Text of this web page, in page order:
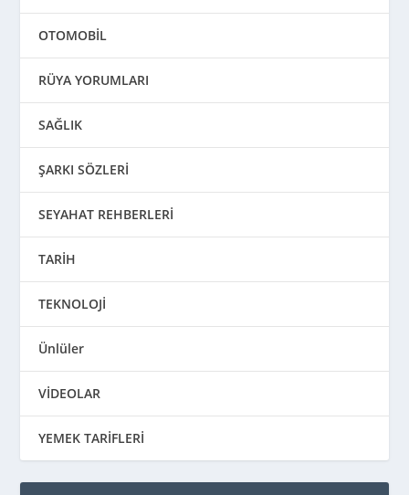
OTOMOBİL
RÜYA YORUMLARI
SAĞLIK
ŞARKI SÖZLERİ
SEYAHAT REHBERLERİ
TARİH
TEKNOLOJİ
Ünlüler
VİDEOLAR
YEMEK TARİFLERİ